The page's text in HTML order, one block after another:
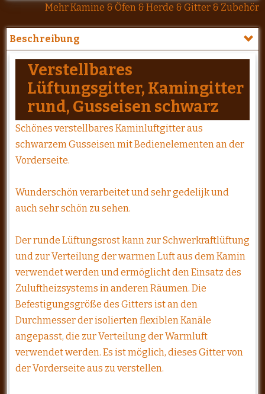
Mehr Kamine & Öfen & Herde & Gitter & Zubehör
Beschreibung
Verstellbares
Lüftungsgitter, Kamingitter
rund, Gusseisen schwarz
Schönes verstellbares Kaminluftgitter aus
schwarzem Gusseisen mit Bedienelementen an der
Vorderseite.
Wunderschön verarbeitet und sehr gedelijk und
auch sehr schön zu sehen.
Der runde Lüftungsrost kann zur Schwerkraftlüftung
und zur Verteilung der warmen Luft aus dem Kamin
verwendet werden und ermöglicht den Einsatz des
Zuluftheizsystems in anderen Räumen. Die
Befestigungsgröße des Gitters ist an den
Durchmesser der isolierten flexiblen Kanäle
angepasst, die zur Verteilung der Warmluft
verwendet werden. Es ist möglich, dieses Gitter von
der Vorderseite aus zu verstellen.